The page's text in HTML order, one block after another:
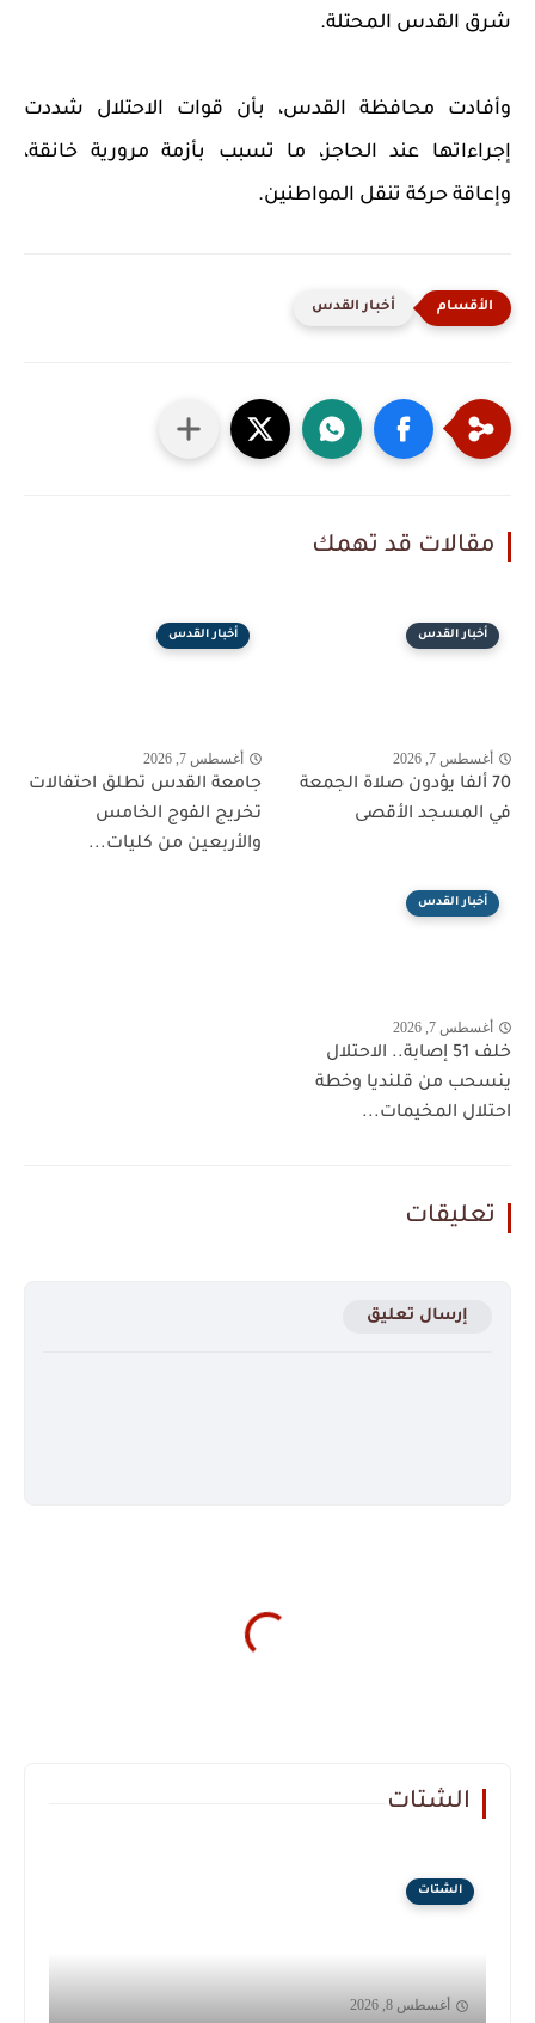
شرق القدس المحتلة.
وأفادت محافظة القدس، بأن قوات الاحتلال شددت
إجراءاتها عند الحاجز، ما تسبب بأزمة مرورية خانقة،
وإعاقة حركة تنقل المواطنين.
أخبار القدس
مقالات قد تهمك
أخبار القدس
أغسطس 7, 2026
70 ألفا يؤدون صلاة الجمعة
في المسجد الأقصى
أخبار القدس
أغسطس 7, 2026
جامعة القدس تطلق احتفالات
تخريج الفوج الخامس
والأربعين من كليات...
أخبار القدس
أغسطس 7, 2026
خلف 51 إصابة.. الاحتلال
ينسحب من قلنديا وخطة
احتلال المخيمات...
تعليقات
إرسال تعليق
الشتات
الشتات
أغسطس 8, 2026